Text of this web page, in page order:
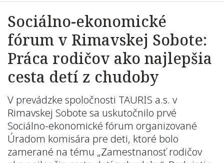
Sociálno-ekonomické
fórum v Rimavskej Sobote:
Práca rodičov ako najlepšia
cesta detí z chudoby
V prevádzke spoločnosti TAURIS a.s. v
Rimavskej Sobote sa uskutočnilo prvé
Sociálno-ekonomické fórum organizované
Úradom komisára pre deti, ktoré bolo
zamerané na tému „Zamestnanosť rodičov